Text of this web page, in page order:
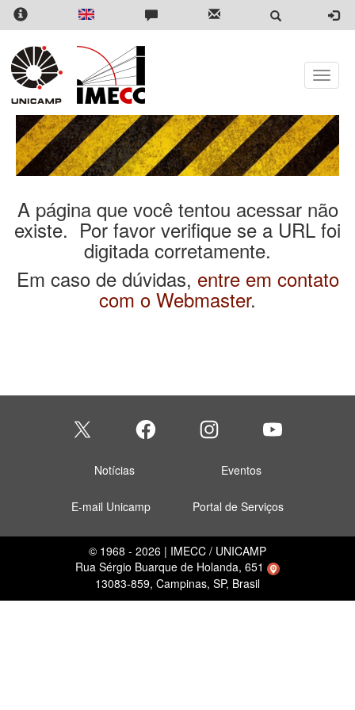
Pular
para
conteúdo
principal
Toggle
A página que você tentou acessar não
existe. Por favor verifique se a URL foi
digitada corretamente.
Em caso de dúvidas, entre em contato
com o Webmaster.
Notícias Eventos
E-mail Unicamp Portal de Serviços
© 1968 - 2026 | IMECC / UNICAMP
Rua Sérgio Buarque de Holanda, 651
13083-859, Campinas, SP, Brasil